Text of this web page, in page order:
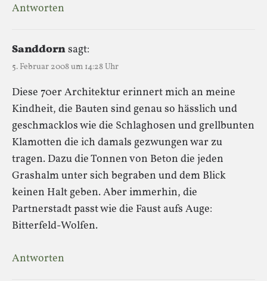
Antworten
Sanddornsagt:
5. Februar 2008 um 14:28 Uhr
Diese 70er Architektur erinnert mich an meine
Kindheit, die Bauten sind genau so hässlich und
geschmacklos wie die Schlaghosen und grellbunten
Klamotten die ich damals gezwungen war zu
tragen. Dazu die Tonnen von Beton die jeden
Grashalm unter sich begraben und dem Blick
keinen Halt geben. Aber immerhin, die
Partnerstadt passt wie die Faust aufs Auge:
Bitterfeld-Wolfen.
Antworten